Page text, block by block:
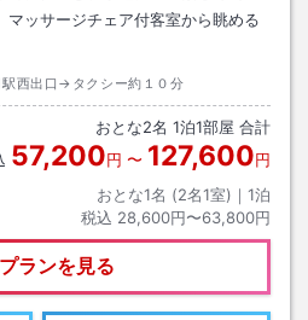
マッサージチェア付客室から眺める
駅西出口→タクシー約１０分
おとな2名 1泊1部屋 合計
57,200円 〜 127,600円
おとな1名 (2名1室)｜ 1泊
税込 28,600円〜63,800円
ランを見る